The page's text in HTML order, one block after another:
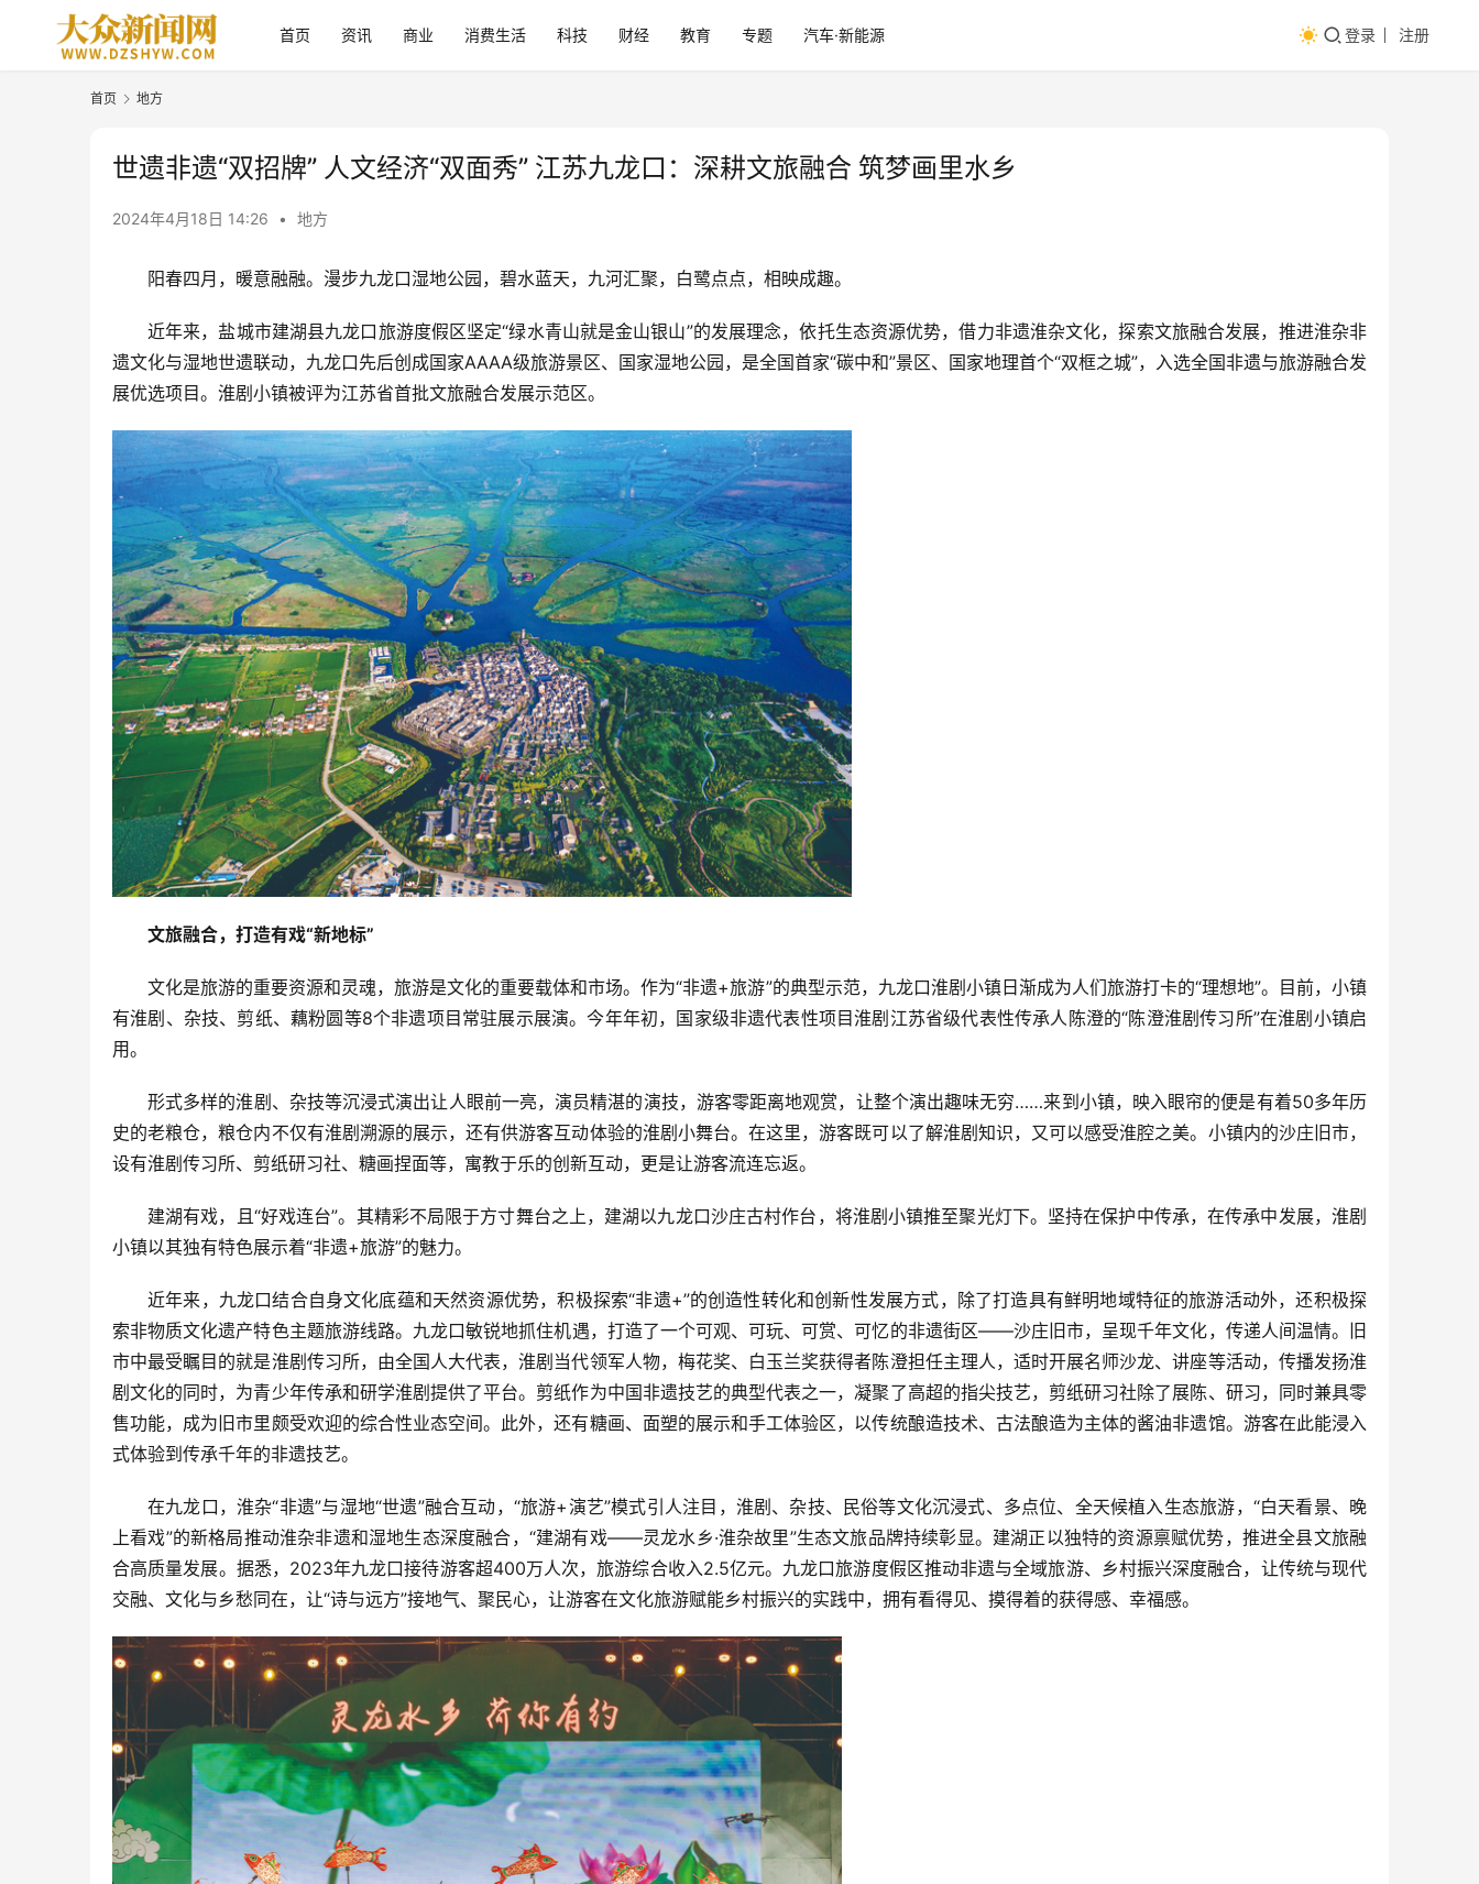
首页 资讯 商业 消费生活 科技 财经 教育 专题 汽车·新能源 登录 注册
首页 地方
世遗非遗“双招牌” 人文经济“双面秀” 江苏九龙口：深耕文旅融合 筑梦画里水乡
2024年4月18日 14:26 • 地方
阳春四月，暖意融融。漫步九龙口湿地公园，碧水蓝天，九河汇聚，白鹭点点，相映成趣。
近年来，盐城市建湖县九龙口旅游度假区坚定“绿水青山就是金山银山”的发展理念，依托生态资源优势，借力非遗淮杂文化，探索文旅融合发展，推进淮杂非
遗文化与湿地世遗联动，九龙口先后创成国家AAAA级旅游景区、国家湿地公园，是全国首家“碳中和”景区、国家地理首个“双框之城”，入选全国非遗与旅游融合发
展优选项目。淮剧小镇被评为江苏省首批文旅融合发展示范区。
文旅融合，打造有戏“新地标”
文化是旅游的重要资源和灵魂，旅游是文化的重要载体和市场。作为“非遗+旅游”的典型示范，九龙口淮剧小镇日渐成为人们旅游打卡的“理想地”。目前，小镇
有淮剧、杂技、剪纸、藕粉圆等8个非遗项目常驻展示展演。今年年初，国家级非遗代表性项目淮剧江苏省级代表性传承人陈澄的“陈澄淮剧传习所”在淮剧小镇启
用。
形式多样的淮剧、杂技等沉浸式演出让人眼前一亮，演员精湛的演技，游客零距离地观赏，让整个演出趣味无穷……来到小镇，映入眼帘的便是有着50多年历
史的老粮仓，粮仓内不仅有淮剧溯源的展示，还有供游客互动体验的淮剧小舞台。在这里，游客既可以了解淮剧知识，又可以感受淮腔之美。小镇内的沙庄旧市，
设有淮剧传习所、剪纸研习社、糖画捏面等，寓教于乐的创新互动，更是让游客流连忘返。
建湖有戏，且“好戏连台”。其精彩不局限于方寸舞台之上，建湖以九龙口沙庄古村作台，将淮剧小镇推至聚光灯下。坚持在保护中传承，在传承中发展，淮剧
小镇以其独有特色展示着“非遗+旅游”的魅力。
近年来，九龙口结合自身文化底蕴和天然资源优势，积极探索“非遗+”的创造性转化和创新性发展方式，除了打造具有鲜明地域特征的旅游活动外，还积极探
索非物质文化遗产特色主题旅游线路。九龙口敏锐地抓住机遇，打造了一个可观、可玩、可赏、可忆的非遗街区——沙庄旧市，呈现千年文化，传递人间温情。旧
市中最受瞩目的就是淮剧传习所，由全国人大代表，淮剧当代领军人物，梅花奖、白玉兰奖获得者陈澄担任主理人，适时开展名师沙龙、讲座等活动，传播发扬淮
剧文化的同时，为青少年传承和研学淮剧提供了平台。剪纸作为中国非遗技艺的典型代表之一，凝聚了高超的指尖技艺，剪纸研习社除了展陈、研习，同时兼具零
售功能，成为旧市里颇受欢迎的综合性业态空间。此外，还有糖画、面塑的展示和手工体验区，以传统酿造技术、古法酿造为主体的酱油非遗馆。游客在此能浸入
式体验到传承千年的非遗技艺。
在九龙口，淮杂“非遗”与湿地“世遗”融合互动，“旅游+演艺”模式引人注目，淮剧、杂技、民俗等文化沉浸式、多点位、全天候植入生态旅游，“白天看景、晚
上看戏”的新格局推动淮杂非遗和湿地生态深度融合，“建湖有戏——灵龙水乡·淮杂故里”生态文旅品牌持续彰显。建湖正以独特的资源禀赋优势，推进全县文旅融
合高质量发展。据悉，2023年九龙口接待游客超400万人次，旅游综合收入2.5亿元。九龙口旅游度假区推动非遗与全域旅游、乡村振兴深度融合，让传统与现代
交融、文化与乡愁同在，让“诗与远方”接地气、聚民心，让游客在文化旅游赋能乡村振兴的实践中，拥有看得见、摸得着的获得感、幸福感。